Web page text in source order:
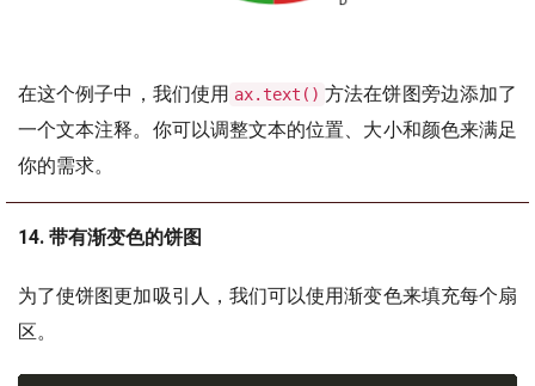
在这个例子中，我们使用 ax.text() 方法在饼图旁边添加了
一个文本注释。你可以调整文本的位置、大小和颜色来满足
你的需求。
14. 带有渐变色的饼图
为了使饼图更加吸引人，我们可以使用渐变色来填充每个扇
区。